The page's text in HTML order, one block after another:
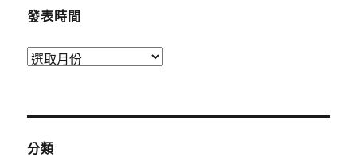
發表時間
發
分類